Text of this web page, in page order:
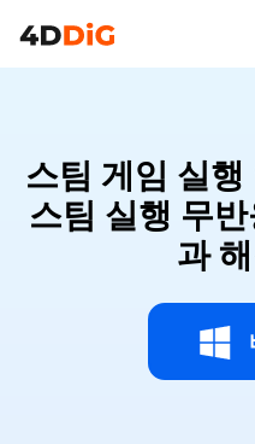
스팀 게임 실
스팀 실행 무
과